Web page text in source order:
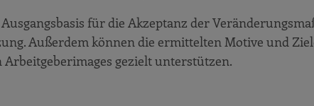
für die Akzeptanz der
Außerdem können die ermittelten Motive und
gezielt unterstützen.